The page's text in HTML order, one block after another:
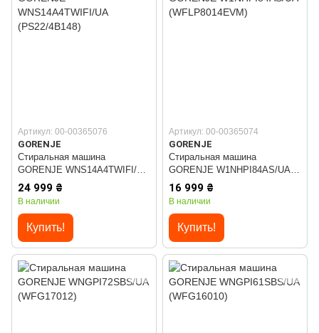
Артикул: 00-00365076
GORENJE
Стиральная машина
GORENJE WNS14A4TWIFI/UA
(PS22/4B148)
24 999 ₴
В наличии
Купить!
Артикул: 00-00365074
GORENJE
Стиральная машина
GORENJE W1NHPI84AS/UA
(WFLP8014EVM)
16 999 ₴
В наличии
Купить!